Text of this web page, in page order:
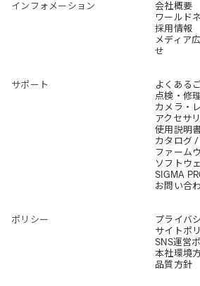
インフォメーション
会社概要
ワールド
採用情報
メディア
せ
サポート
よくある
点検・修
カメラ・
アクセサ
使用説明
カタログ
ファーム
ソフトウ
SIGMA
お問い合
ポリシー
プライバ
サイトポ
SNS運営
本社環境
品質方針